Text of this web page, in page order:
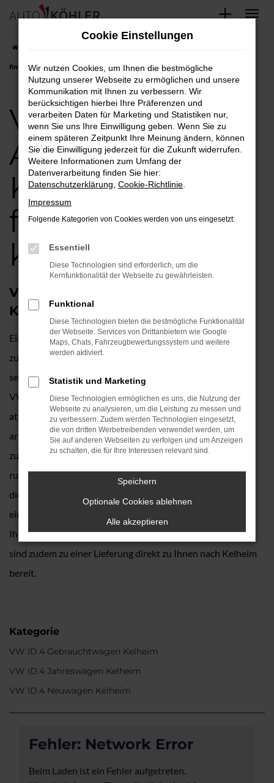
Zum
finden und kaufen
VW ID.4
Angebote in
Kelheim einfach
finden und
kaufen
VW ID.4 – das perfekte Auto für
Kelheim
Ein VW ID.4 und Kelheim – das passt einfach perfekt
zueinander. Wenn Sie sich für dieses Modell entscheiden,
setzen Sie kompromisslos auf Qualität und Langlebigkeit.
VW ist eine echte Topmarke und der ID.4 gehört zu den
attraktivsten Modellen im Sortiment. Wir von Auto Köhler
arbeiten bereits seit vielen Jahrzehnten mit dem Hersteller
zusammen und sind seit rund 90 Jahren tief in der Region
rund um Kelheim verwurzelt. Unser Unternehmen schreibt
die Nähe zu den Kundinnen und Kunden groß und bietet
einen außergewöhnlichen Service. Gerne präsentieren wir
Ihnen konkrete Angebote für einen unserer VW ID.4 und
sind zudem zu einer Lieferung direkt zu Ihnen nach Kelheim
bereit.
Kategorie
VW ID.4 Gebrauchtwagen Kelheim
VW ID.4 Jahreswagen Kelheim
VW ID.4 Neuwagen Kelheim
Fehler: Network Error
Beim Laden ist ein Fehler aufgetreten.
Cookie Einstellungen
Wir nutzen Cookies, um Ihnen die bestmögliche
Nutzung unserer Webseite zu ermöglichen und unsere
Kommunikation mit Ihnen zu verbessern. Wir
berücksichtigen hierbei Ihre Präferenzen und
verarbeiten Daten für Marketing und Statistiken nur,
wenn Sie uns Ihre Einwilligung geben. Wenn Sie zu
einem späteren Zeitpunkt Ihre Meinung ändern, können
Sie die Einwilligung jederzeit für die Zukunft widerrufen.
Weitere Informationen zum Umfang der
Datenverarbeitung finden Sie hier:
Datenschutzerklärung Cookie-Richtlinie
Impressum
Folgende Kategorien von Cookies werden von uns eingesetzt:
Essentiell
Diese Technologien sind erforderlich, um die
Kernfunktionalität der Webseite zu gewährleisten.
Funktional
Diese Technologien bieten die bestmögliche Funktionalität
der Webseite. Services von Drittanbietern wie Google
Maps, Chats, Fahrzeugbewertungssystem und weitere
werden aktiviert.
Statistik und Marketing
Diese Technologien ermöglichen es uns, die Nutzung der
Webseite zu analysieren, um die Leistung zu messen und
zu verbessern. Zudem werden Technologien eingesetzt,
die von dritten Werbetreibenden verwendet werden, um
Sie auf anderen Webseiten zu verfolgen und um Anzeigen
zu schalten, die für Ihre Interessen relevant sind.
Speichern
Optionale Cookies ablehnen
Alle akzeptieren